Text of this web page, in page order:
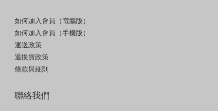
如何加入會員（電腦版）
如何加入會員（手機版）
運送政策
退換貨政策
條款與細則
聯絡我們